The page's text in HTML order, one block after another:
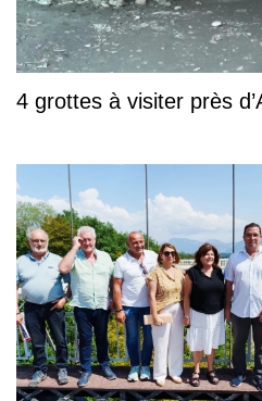
4 grottes à visiter près